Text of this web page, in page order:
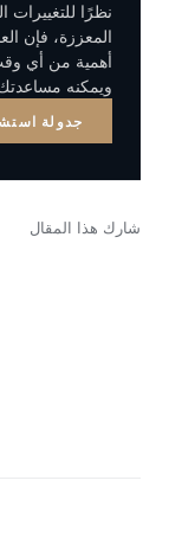
نظرًا للتغييرات
المعززة، فإن
أهمية من أي
ويمكنه
جدولة
شارك هذا المقال